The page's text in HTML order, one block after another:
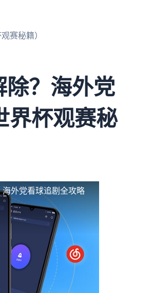
赛秘籍）
除？海外党
界杯观赛秘
外党看球追剧全攻略